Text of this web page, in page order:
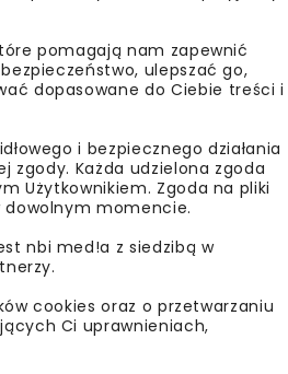
od nas
na
akcje
Regulaminemoraz
mnie adres e-
pomagają nam zapewnić
ulepszać go,
dopasowane do Ciebie treści i
i bezpiecznego działania
zgody. Każda udzielona zgoda
Użytkownikiem. Zgoda na pliki
momencie.
nbi med!a z siedzibą w
cookies oraz o przetwarzaniu
Ci uprawnieniach,